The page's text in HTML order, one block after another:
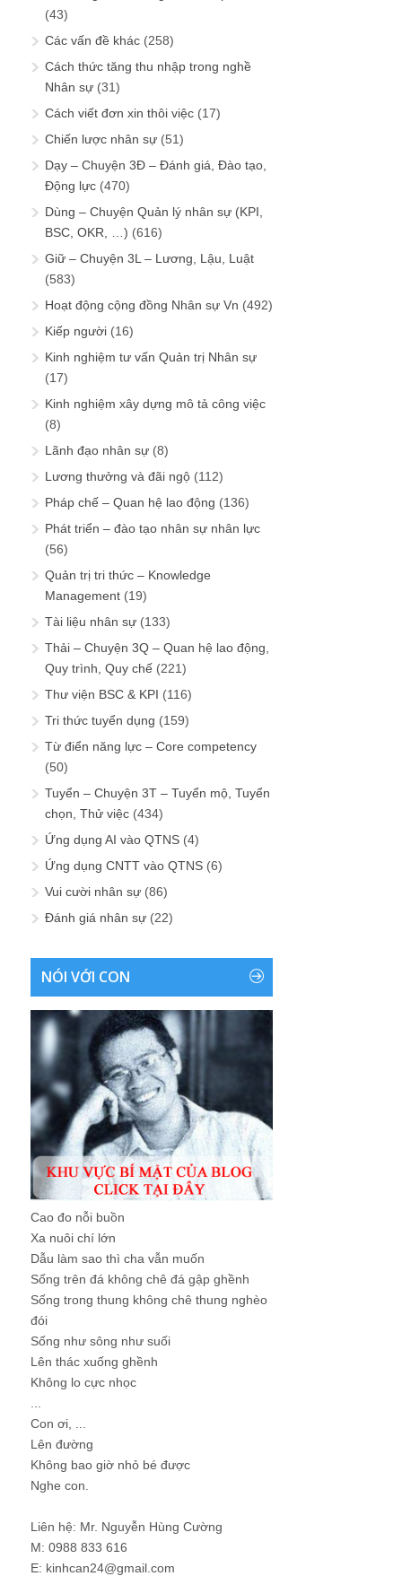
(43)
Các vấn đề khác (258)
Cách thức tăng thu nhập trong nghề
Nhân sự (31)
Cách viết đơn xin thôi việc (17)
Chiến lược nhân sự (51)
Dạy – Chuyện 3Đ – Đánh giá, Đào tạo,
Động lực (470)
Dùng – Chuyện Quản lý nhân sự (KPI,
BSC, OKR, …) (616)
Giữ – Chuyện 3L – Lương, Lậu, Luật
(583)
Hoạt động cộng đồng Nhân sự Vn (492)
Kiếp người (16)
Kinh nghiệm tư vấn Quản trị Nhân sự
(17)
Kinh nghiệm xây dựng mô tả công việc
(8)
Lãnh đạo nhân sự (8)
Lương thưởng và đãi ngộ (112)
Pháp chế – Quan hệ lao động (136)
Phát triển – đào tạo nhân sự nhân lực
(56)
Quản trị tri thức – Knowledge
Management (19)
Tài liệu nhân sự (133)
Thải – Chuyện 3Q – Quan hệ lao động,
Quy trình, Quy chế (221)
Thư viện BSC & KPI (116)
Tri thức tuyển dụng (159)
Từ điển năng lực – Core competency
(50)
Tuyển – Chuyện 3T – Tuyển mộ, Tuyển
chọn, Thử việc (434)
Ứng dụng AI vào QTNS (4)
Ứng dụng CNTT vào QTNS (6)
Vui cười nhân sự (86)
Đánh giá nhân sự (22)
NÓI VỚI CON
Cao đo nỗi buồn
Xa nuôi chí lớn
Dẫu làm sao thì cha vẫn muốn
Sống trên đá không chê đá gập ghềnh
Sống trong thung không chê thung nghèo
đói
Sống như sông như suối
Lên thác xuống ghềnh
Không lo cực nhọc
Con ơi, ...
Lên đường
Không bao giờ nhỏ bé được
Nghe con.
Liên hệ: Mr. Nguyễn Hùng Cường
M: 0988 833 616
E: kinhcan24@gmail.com